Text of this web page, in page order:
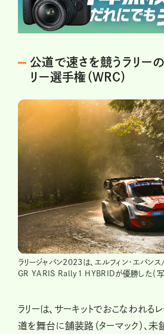
公道で速さを競うラリー
リー選手権（WRC）
ラリージャパン2023は、エルフィン・エバンス
GR YARIS Rally1 HYBRIDが優勝した（写真
ラリーは、サーキットでおこなわれる
道を舞台に舗装路（ターマック）、未